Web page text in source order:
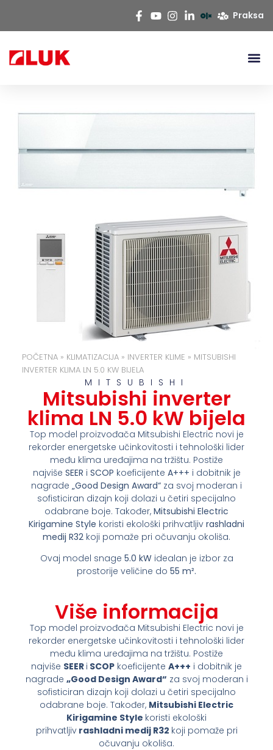
Praksa
POČETNA » KLIMATIZACIJA » INVERTER KLIME » MITSUBISHI
INVERTER KLIMA LN 5.0 KW BIJELA
MITSUBISHI
Mitsubishi inverter
klima LN 5.0 kW bijela
Top model proizvođača Mitsubishi Electric novi je
rekorder energetske učinkovitosti i tehnološki lider
među klima uređajima na tržištu. Postiže
najviše SEER i SCOP koeficijente A+++ i dobitnik je
nagrade „Good Design Award“ za svoj moderan i
sofisticiran dizajn koji dolazi u četiri specijalno
odabrane boje. Također, Mitsubishi Electric
Kirigamine Style koristi ekološki prihvatljiv rashladni
medij R32 koji pomaže pri očuvanju okoliša.
Ovaj model snage 5.0 kWidealan je izbor za
prostorije veličine do 55 m².
Više informacija
Top model proizvođača Mitsubishi Electric novi je
rekorder energetske učinkovitosti i tehnološki lider
među klima uređajima na tržištu. Postiže
najviše SEER i SCOP koeficijente A+++ i dobitnik je
nagrade „Good Design Award“ za svoj moderan i
sofisticiran dizajn koji dolazi u četiri specijalno
odabrane boje. Također, Mitsubishi Electric
Kirigamine Style koristi ekološki
prihvatljivrashladni medij R32 koji pomaže pri
očuvanju okoliša.